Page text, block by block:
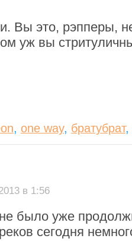
Вы это, рэпперы,
уж вы
, one way, братубрат,
в 1:56
было уже
сегодня